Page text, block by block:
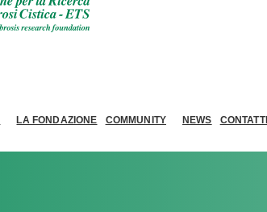
LA FONDAZIONE COMMUNITY NEWS CONTATTI